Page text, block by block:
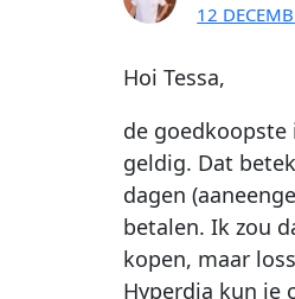
12
Hoi Tessa,
de goedkoopste
geldig. Dat
dagen
betalen. Ik zou
kopen, maar
Hyperdia kun je